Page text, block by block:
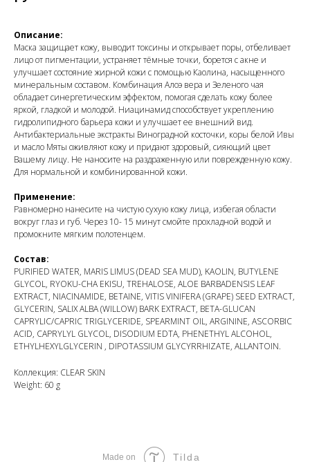
Описание:
Маска защищает кожу, выводит токсины и открывает поры, отбеливает
лицо от пигментации, устраняет тёмные точки, борется с акне и
улучшает состояние жирной кожи с помощью Каолина, насыщенного
минеральным составом. Комбинация Алоэ вера и Зеленого чая
обладает синергетическим эффектом, помогая сделать кожу более
яркой, гладкой и молодой. Ниацинамид способствует укреплению
гидролипидного барьера кожи и улучшает ее внешний вид.
Антибактериальные экстракты Виноградной косточки, коры белой Ивы
и масло Мяты оживляют кожу и придают здоровый, сияющий цвет
Вашему лицу. Не наносите на раздраженную или поврежденную кожу.
Для нормальной и комбинированной кожи.
Применение:
Равномерно нанесите на чистую сухую кожу лица, избегая области
вокруг глаз и губ. Через 10- 15 минут смойте прохладной водой и
промокните мягким полотенцем.
Состав:
PURIFIED WATER, MARIS LIMUS (DEAD SEA MUD), KAOLIN, BUTYLENE
GLYCOL, RYOKU-CHA EKISU, TREHALOSE, ALOE BARBADENSIS LEAF
EXTRACT, NIACINAMIDE, BETAINE, VITIS VINIFERA (GRAPE) SEED EXTRACT,
GLYCERIN, SALIX ALBA (WILLOW) BARK EXTRACT, BETA-GLUCAN
CAPRYLIC/CAPRIC TRIGLYCERIDE, SPEARMINT OIL, ARGININE, ASCORBIC
ACID, CAPRYLYL GLYCOL, DISODIUM EDTA, PHENETHYL ALCOHOL,
ETHYLHEXYLGLYCERIN , DIPOTASSIUM GLYCYRRHIZATE, ALLANTOIN.
Коллекция: CLEAR SKIN
Weight: 60 g
Made on Tilda